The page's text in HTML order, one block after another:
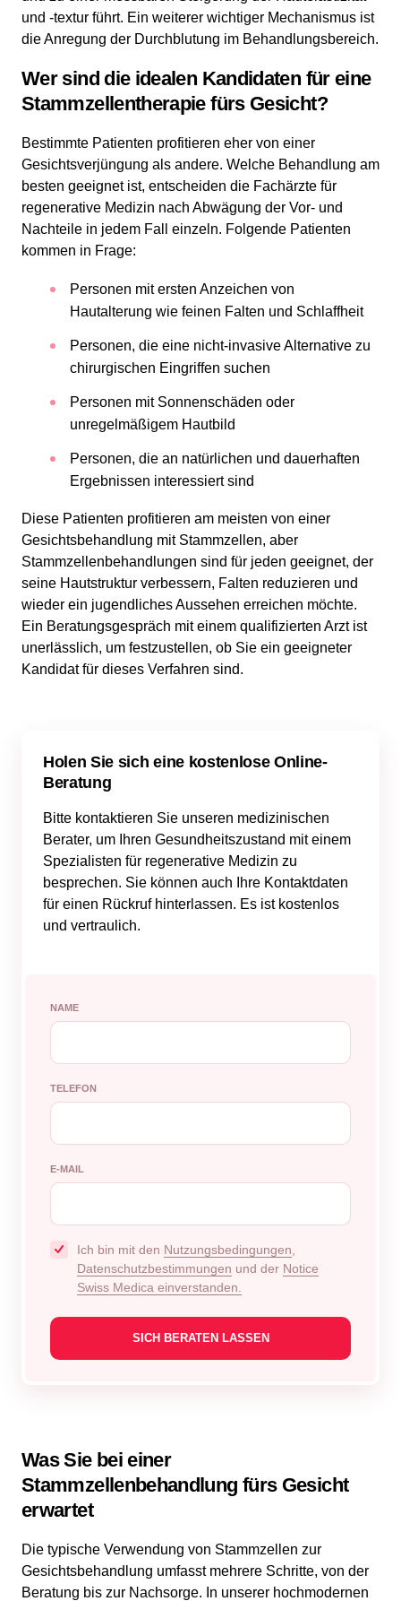
und -textur führt. Ein weiterer wichtiger Mechanismus ist
die Anregung der Durchblutung im Behandlungsbereich.
Wer sind die idealen Kandidaten für eine
Stammzellentherapie fürs Gesicht?
Bestimmte Patienten profitieren eher von einer
Gesichtsverjüngung als andere. Welche Behandlung am
besten geeignet ist, entscheiden die Fachärzte für
regenerative Medizin nach Abwägung der Vor- und
Nachteile in jedem Fall einzeln. Folgende Patienten
kommen in Frage:
Personen mit ersten Anzeichen von
Hautalterung wie feinen Falten und Schlaffheit
Personen, die eine nicht-invasive Alternative zu
chirurgischen Eingriffen suchen
Personen mit Sonnenschäden oder
unregelmäßigem Hautbild
Personen, die an natürlichen und dauerhaften
Ergebnissen interessiert sind
Diese Patienten profitieren am meisten von einer
Gesichtsbehandlung mit Stammzellen, aber
Stammzellenbehandlungen sind für jeden geeignet, der
seine Hautstruktur verbessern, Falten reduzieren und
wieder ein jugendliches Aussehen erreichen möchte.
Ein Beratungsgespräch mit einem qualifizierten Arzt ist
unerlässlich, um festzustellen, ob Sie ein geeigneter
Kandidat für dieses Verfahren sind.
Holen Sie sich eine kostenlose Online-
Beratung
Bitte kontaktieren Sie unseren medizinischen
Berater, um Ihren Gesundheitszustand mit einem
Spezialisten für regenerative Medizin zu
besprechen. Sie können auch Ihre Kontaktdaten
für einen Rückruf hinterlassen. Es ist kostenlos
und vertraulich.
NAME
TELEFON
E-MAIL
Ich bin mit den Nutzungsbedingungen
Datenschutzbestimmungen und der Notice
Swiss Medica einverstanden.
Was Sie bei einer
Stammzellenbehandlung fürs Gesicht
erwartet
Die typische Verwendung von Stammzellen zur
Gesichtsbehandlung umfasst mehrere Schritte, von der
Beratung bis zur Nachsorge. In unserer hochmodernen